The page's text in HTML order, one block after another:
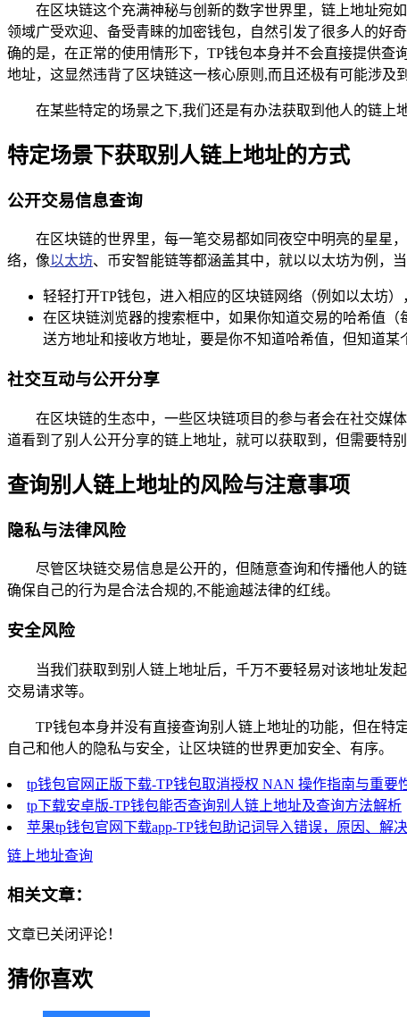
在区块链这个充满神秘与创新的数字世界里，链上地址宛
领域广受欢迎、备受青睐的加密钱包，自然引发了很多人的好
确的是，在正常的使用情形下，TP钱包本身并不会直接提供
地址，这显然违背了区块链这一核心原则,而且还极有可能涉及
在某些特定的场景之下,我们还是有办法获取到他人的链上
特定场景下获取别人链上地址的方式
公开交易信息查询
在区块链的世界里，每一笔交易都如同夜空中明亮的星星
络，像以太坊、币安智能链等都涵盖其中，就以以太坊为例，
轻轻打开TP钱包，进入相应的区块链网络（例如以太坊）
在区块链浏览器的搜索框中，如果你知道交易的哈希值
送方地址和接收方地址，要是你不知道哈希值，但知道
社交互动与公开分享
在区块链的生态中，一些区块链项目的参与者会在社交媒
道看到了别人公开分享的链上地址，就可以获取到，但需要特
查询别人链上地址的风险与注意事项
隐私与法律风险
尽管区块链交易信息是公开的，但随意查询和传播他人的
确保自己的行为是合法合规的,不能逾越法律的红线。
安全风险
当我们获取到别人链上地址后，千万不要轻易对该地址发
交易请求等。
TP钱包本身并没有直接查询别人链上地址的功能，但在
自己和他人的隐私与安全，让区块链的世界更加安全、有序。
tp钱包官网正版下载-TP钱包取消授权 NAN 操作指南与重要
tp下载安卓版-TP钱包能否查询别人链上地址及查询方法解析
苹果tp钱包官网下载app-TP钱包助记词导入错误，原因、解
链上地址查询
相关文章：
文章已关闭评论！
猜你喜欢